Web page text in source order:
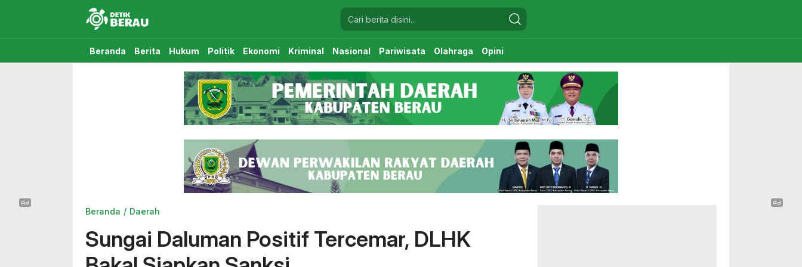
Detikberau.com
Media Diskusi Rakyat
Beranda Berita Hukum Politik Ekonomi Kriminal Nasional Pariwisata Olahraga Opini
Beranda Daerah
Sungai Daluman Positif Tercemar, DLHK